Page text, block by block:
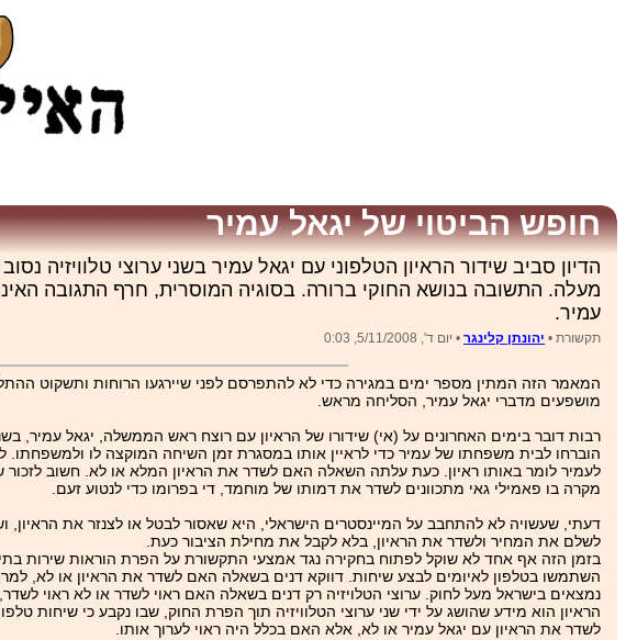
חופש הביטוי של יגאל עמיר
הדיון סביב שידור הראיון הטלפוני עם יגאל עמיר בשני ערוצי טלוויזיה
מעלה. התשובה בנושא החוקי ברורה. בסוגיה המוסרית, חרף התגובה
עמיר.
תקשורת • יהונתן קלינגר • יום ד', 5/11/2008, 0:03
המאמר הזה המתין מספר ימים במגירה כדי לא להתפרסם לפני שיירגעו הרוחות ותשקוט
מושפעים מדברי יגאל עמיר, הסליחה מראש.
רבות דובר בימים האחרונים על (אי) שידורו של הראיון עם רוצח ראש הממשלה, יגאל עמיר,
הוברחו לבית משפחתו של עמיר כדי לראיין אותו במסגרת זמן השיחה המוקצה לו
לעמיר לומר באותו ראיון. כעת עלתה השאלה האם לשדר את הראיון המלא או לא. חשוב
מקרה בו פאמילי גאי מתכוונים לשדר את דמותו של מוחמד, די בפרומו כדי לנטוע זעם.
דעתי, שעשויה לא להתחבב על המיינסטרים הישראלי, היא שאסור לבטל או לצנזר את
לשלם את המחיר ולשדר את הראיון, בלא לקבל את מחילת הציבור כעת.
בזמן הזה אף אחד לא שוקל לפתוח בחקירה נגד אמצעי התקשורת על הפרת הוראות שירות
השתמשו בטלפון לאיומים לבצע שיחות. דווקא דנים בשאלה האם לשדר את הראיון או לא,
נמצאים בישראל מעל לחוק. ערוצי הטלויזיה רק דנים בשאלה האם ראוי לשדר או לא ראוי
הראיון הוא מידע שהושג על ידי שני ערוצי הטלוויזיה תוך הפרת החוק, שבו נקבע כי
לשדר את הראיון עם יגאל עמיר או לא, אלא האם בכלל היה ראוי לערוך אותו.